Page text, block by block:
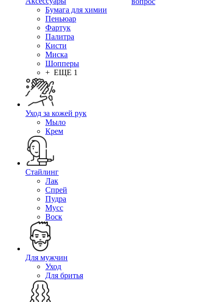
Бумага для химии
Пеньюар
Фартук
Палитра
Кисти
Миска
Шопперы
+ ЕЩЕ 1
Уход за кожей рук
Мыло
Крем
Стайлинг
Лак
Спрей
Пудра
Мусс
Воск
Для мужчин
Уход
Для бритья